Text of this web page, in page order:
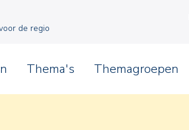
de regio
Thema's Themagroepen